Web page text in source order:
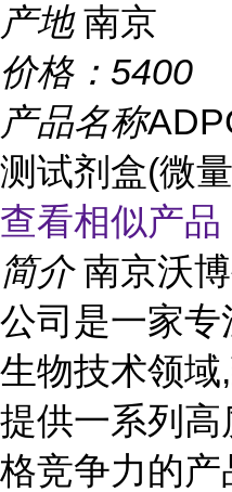
产地 南京
价格： 5400
产品名称
测试剂盒(微
查看相似产
简介 南京沃
公司是一家
生物技术领
提供一系列
格竞争力的产